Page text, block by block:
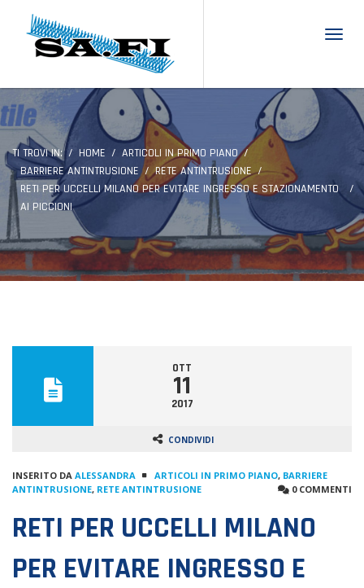
TI TROVI IN: HOME
ARTICOLI IN PRIMO PIANO
BARRIERE ANTINTRUSIONE
RETE ANTINTRUSIONE
RETI PER UCCELLI MILANO PER EVITARE INGRESSO E STAZIONAMENTO
AI PICCIONI
OTT
11
2017
CONDIVIDI
INSERITO DA ALESSANDRA ARTICOLI IN PRIMO PIANO, BARRIERE
ANTINTRUSIONE, RETE ANTINTRUSIONE 0 COMMENTI
RETI PER UCCELLI MILANO
PER EVITARE INGRESSO E